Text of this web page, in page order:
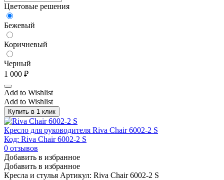
Цветовые решения
Бежевый
Коричневый
Черный
1 000 ₽
Add to Wishlist
Add to Wishlist
Купить в 1 клик
Кресло для руководителя Riva Chair 6002-2 S
Код: Riva Chair 6002-2 S
0 отзывов
Добавить в избранное
Добавить в избранное
Кресла и стулья Артикул: Riva Chair 6002-2 S